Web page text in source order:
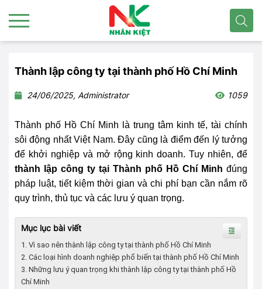
Thành lập công ty tại thành phố Hồ Chí Minh
24/06/2025, Administrator 1059
Thành phố Hồ Chí Minh là trung tâm kinh tế, tài chính
sôi động nhất Việt Nam. Đây cũng là điểm đến lý tưởng
để khởi nghiệp và mở rộng kinh doanh. Tuy nhiên, để
thành lập công ty tại Thành phố Hồ Chí Minh đúng
pháp luật, tiết kiệm thời gian và chi phí bạn cần nắm rõ
quy trình, thủ tục và các lưu ý quan trọng.
Mục lục bài viết
1. Vì sao nên thành lập công ty tại thành phố Hồ Chí Minh
2. Các loại hình doanh nghiệp phổ biến tại thành phố Hồ Chí Minh
3. Những lưu ý quan trọng khi thành lập công ty tại thành phố Hồ
Chí Minh